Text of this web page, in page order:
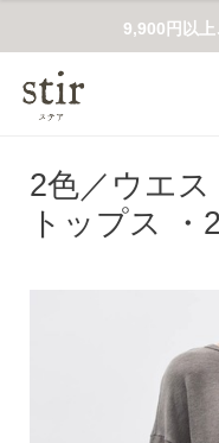
9,900円以
2色／ウエ
トップス ・